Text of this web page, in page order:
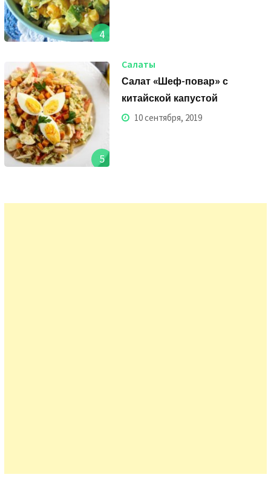
4
5
Салаты
Салат «Шеф-повар» с
китайской капустой
10 сентября, 2019